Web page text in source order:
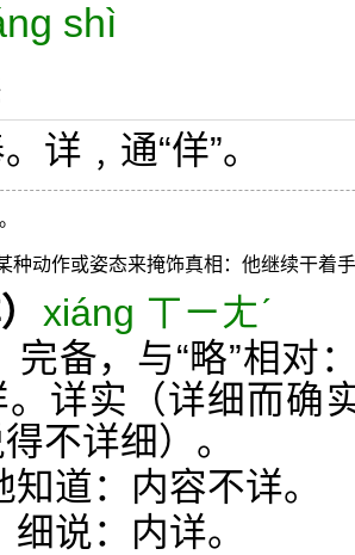
shì
详﹐通“佯”。
种动作或姿态来掩饰真相：他继续干着
xiáng ㄒㄧㄤˊ
备，与“略”相对
详实（详细而确
不详细）。
道：内容不详。
说：内详。